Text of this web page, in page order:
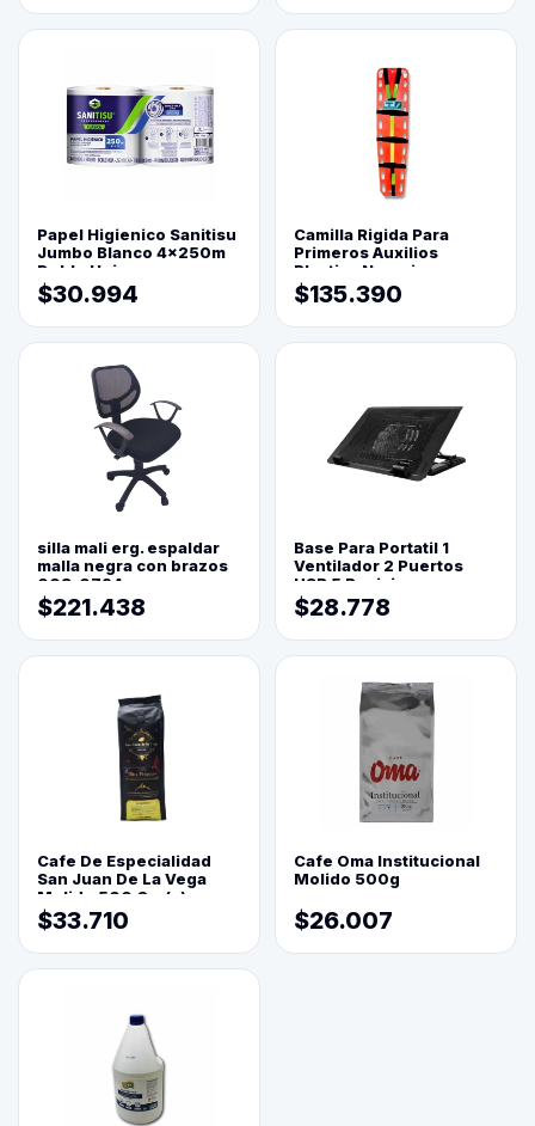
Papel Higienico Sanitisu
Jumbo Blanco 4x250m
Doble Hoja
$30.994
Camilla Rigida Para
Primeros Auxilios
Plastica Naranja
$135.390
silla mali erg. espaldar
malla negra con brazos
003-0794
$221.438
Base Para Portatil 1
Ventilador 2 Puertos
USB 5 Posiciones
$28.778
Cafe De Especialidad
San Juan De La Vega
Molido 500 Grs(=)
$33.710
Cafe Oma Institucional
Molido 500g
$26.007